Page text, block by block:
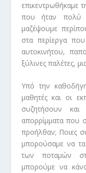
επικεντρωθήκαμε
που ήταν πολύ
μαζέψουμε
στα περίεργα
αυτοκινήτου,
ξύλινες παλέτες,
Υπό την
μαθητές και οι
συζητήσουν
απορρίμματα που
προήλθαν; Ποιες
μπορούσαμε να
των ποταμών
μπορούμε να